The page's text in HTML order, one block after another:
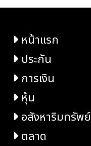
หน้าแรก
ประกัน
การเงิน
หุ้น
อสังหาริมทรัพย์
ตลาด